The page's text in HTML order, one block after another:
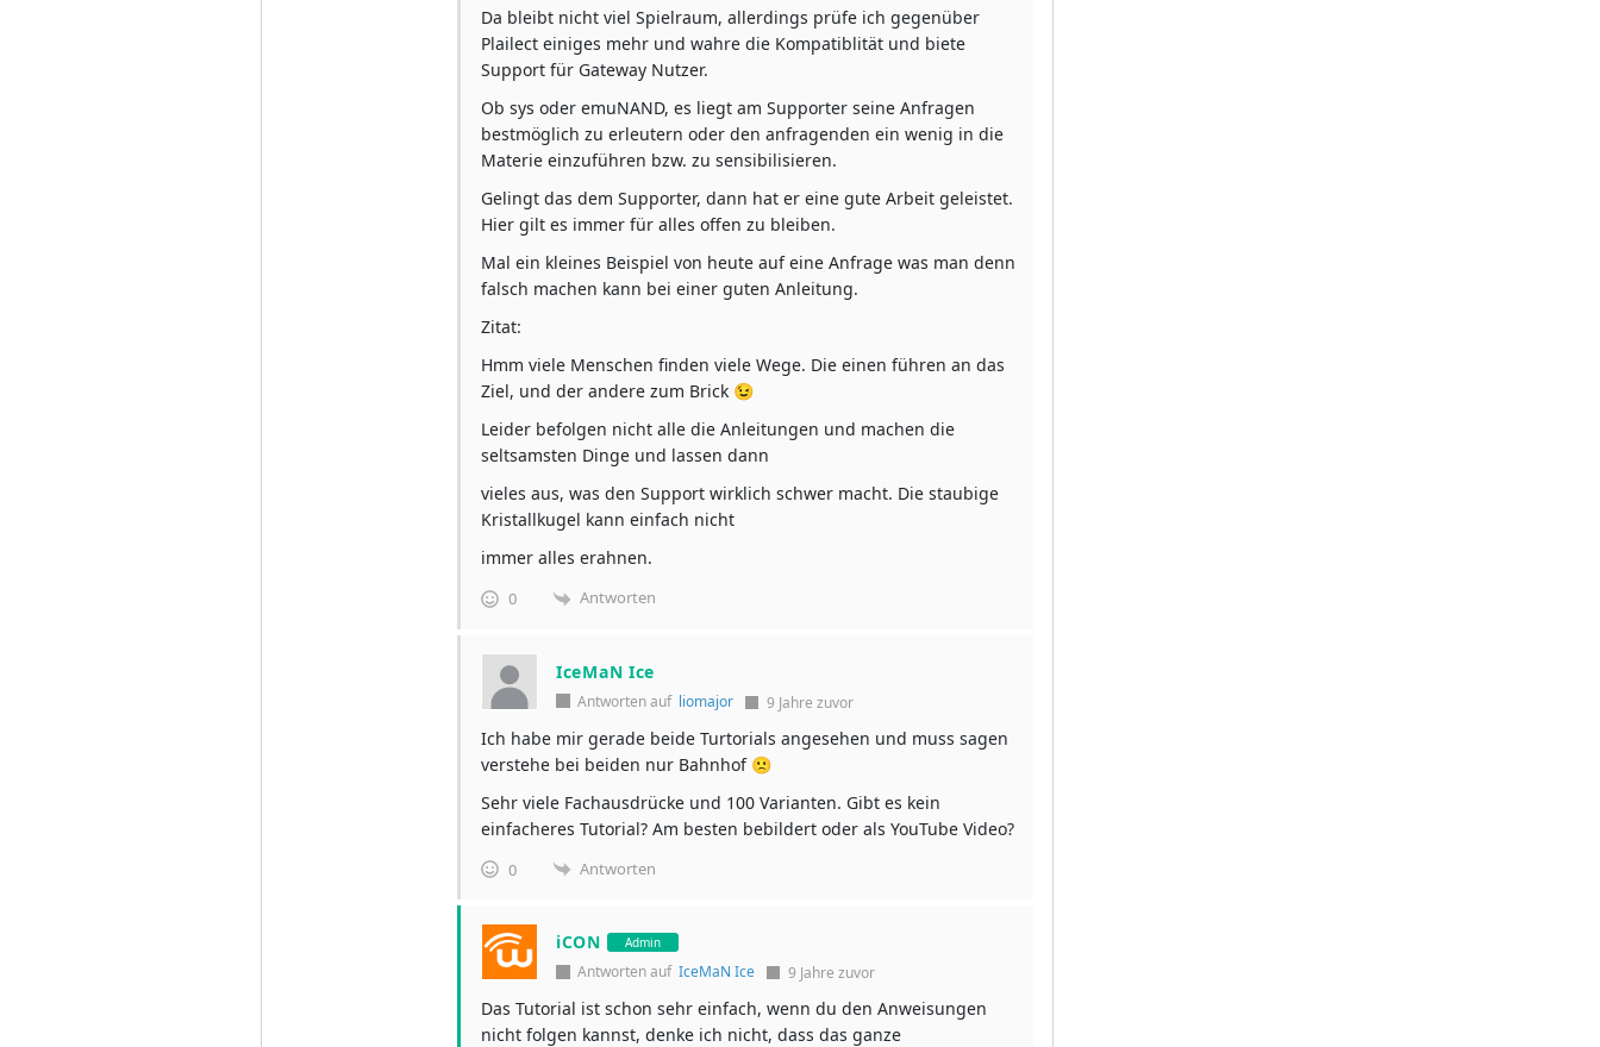
Da bleibt nicht viel Spielraum, allerdings prüfe ich gegenüber
Plailect einiges mehr und wahre die Kompatiblität und biete
Support für Gateway Nutzer.
Ob sys oder emuNAND, es liegt am Supporter seine Anfragen
bestmöglich zu erleutern oder den anfragenden ein wenig in die
Materie einzuführen bzw. zu sensibilisieren.
Gelingt das dem Supporter, dann hat er eine gute Arbeit geleistet.
Hier gilt es immer für alles offen zu bleiben.
Mal ein kleines Beispiel von heute auf eine Anfrage was man denn
falsch machen kann bei einer guten Anleitung.
Zitat:
Hmm viele Menschen finden viele Wege. Die einen führen an das
Ziel, und der andere zum Brick 😉
Leider befolgen nicht alle die Anleitungen und machen die
seltsamsten Dinge und lassen dann
vieles aus, was den Support wirklich schwer macht. Die staubige
Kristallkugel kann einfach nicht
immer alles erahnen.
0 Antworten
IceMaN Ice
Antworten auf liomajor 9 Jahre zuvor
Ich habe mir gerade beide Turtorials angesehen und muss sagen
verstehe bei beiden nur Bahnhof 🙁
Sehr viele Fachausdrücke und 100 Varianten. Gibt es kein
einfacheres Tutorial? Am besten bebildert oder als YouTube Video?
0 Antworten
iCON Admin
Antworten auf IceMaN Ice 9 Jahre zuvor
Das Tutorial ist schon sehr einfach, wenn du den Anweisungen
nicht folgen kannst, denke ich nicht, dass das ganze